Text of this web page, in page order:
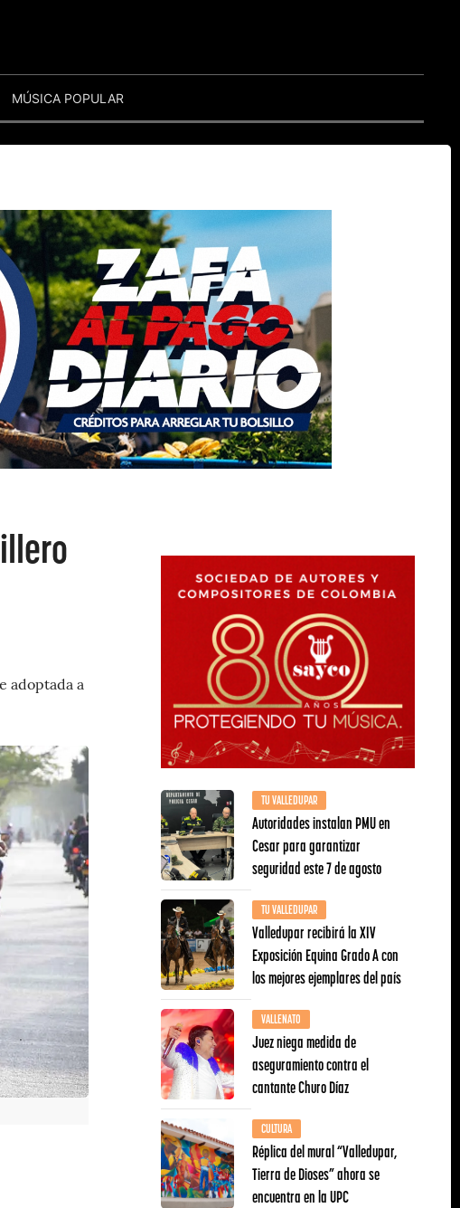
MÚSICA POPULAR
adoptada a
TU VALLEDUPAR
Autoridades instalan PMU en
Cesar para garantizar
seguridad este 7 de agosto
TU VALLEDUPAR
Valledupar recibirá la XIV
Exposición Equina Grado A con
los mejores ejemplares del país
VALLENATO
Juez niega medida de
aseguramiento contra el
cantante Churo Díaz
CULTURA
Réplica del mural “Valledupar,
Tierra de Dioses” ahora se
encuentra en la UPC